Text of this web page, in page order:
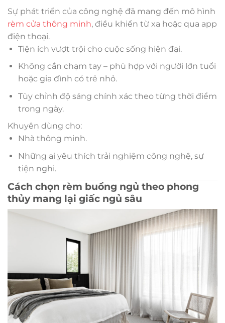
Sự phát triển của công nghệ đã mang đến mô hình
rèm cửa thông minh, điều khiển từ xa hoặc qua app
điện thoại.
Tiện ích vượt trội cho cuộc sống hiện đại.
Không cần chạm tay – phù hợp với người lớn tuổi
hoặc gia đình có trẻ nhỏ.
Tùy chỉnh độ sáng chính xác theo từng thời điểm
trong ngày.
Khuyên dùng cho:
Nhà thông minh.
Những ai yêu thích trải nghiệm công nghệ, sự
tiện nghi.
Cách chọn rèm buồng ngủ theo phong
thủy mang lại giấc ngủ sâu